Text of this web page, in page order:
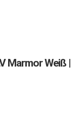
Marmor Weiß |